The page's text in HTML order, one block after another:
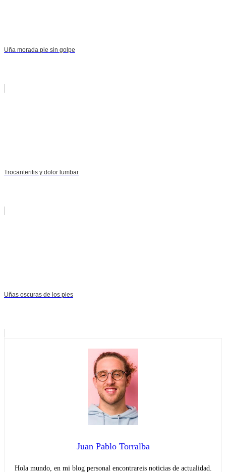
Uña morada pie sin golpe
Trocanteritis y dolor lumbar
Uñas oscuras de los pies
Juan Pablo Torralba
Hola mundo, en mi blog personal encontrareis noticias de actualidad.